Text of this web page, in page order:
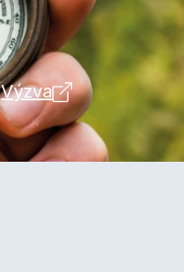
Výzva